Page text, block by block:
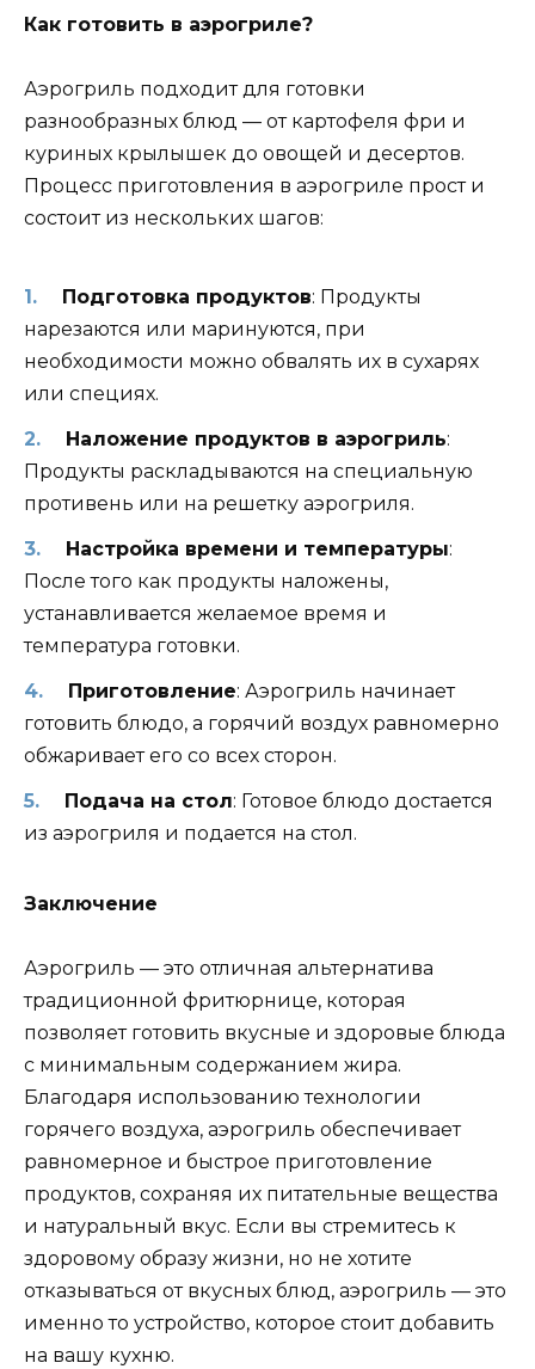
Как готовить в аэрогриле?
Аэрогриль подходит для готовки
разнообразных блюд — от картофеля фри и
куриных крылышек до овощей и десертов.
Процесс приготовления в аэрогриле прост и
состоит из нескольких шагов:
Подготовка продуктов: Продукты
нарезаются или маринуются, при
необходимости можно обвалять их в сухарях
или специях.
Наложение продуктов в аэрогриль:
Продукты раскладываются на специальную
противень или на решетку аэрогриля.
Настройка времени и температуры:
После того как продукты наложены,
устанавливается желаемое время и
температура готовки.
Приготовление: Аэрогриль начинает
готовить блюдо, а горячий воздух равномерно
обжаривает его со всех сторон.
Подача на стол: Готовое блюдо достается
из аэрогриля и подается на стол.
Заключение
Аэрогриль — это отличная альтернатива
традиционной фритюрнице, которая
позволяет готовить вкусные и здоровые блюда
с минимальным содержанием жира.
Благодаря использованию технологии
горячего воздуха, аэрогриль обеспечивает
равномерное и быстрое приготовление
продуктов, сохраняя их питательные вещества
и натуральный вкус. Если вы стремитесь к
здоровому образу жизни, но не хотите
отказываться от вкусных блюд, аэрогриль — это
именно то устройство, которое стоит добавить
на вашу кухню.